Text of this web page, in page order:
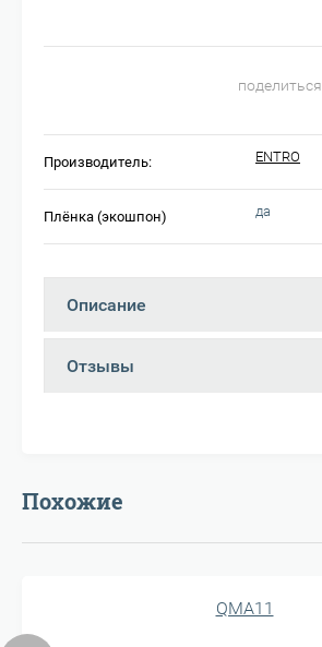
поделиться
Производитель: ENTRO
Плёнка (экошпон) да
Описание
Отзывы
Похожие
QMA11